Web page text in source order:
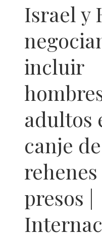
Israel y
incluir
adultos
canje de
presos |